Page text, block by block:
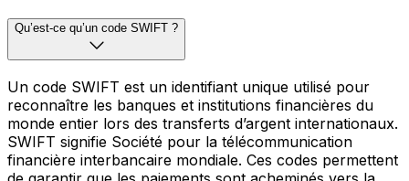
Qu’est-ce qu’un code SWIFT ?
Un code SWIFT est un identifiant unique utilisé pour
reconnaître les banques et institutions financières du
monde entier lors des transferts d’argent internationaux.
SWIFT signifie Société pour la télécommunication
financière interbancaire mondiale. Ces codes permettent